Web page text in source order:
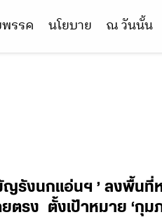
รรค นโยบาย ณ วันนั้น
ญรังนกแอ่นฯ ’ ลงพื้น
ตรง ตั้งเป้าหมาย ‘กุม